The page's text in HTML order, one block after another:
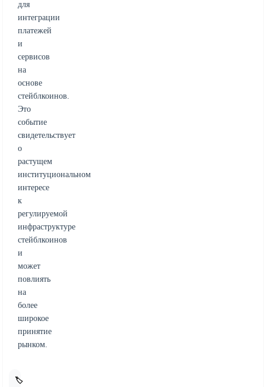
для
интеграции
платежей
и
сервисов
на
основе
стейблкоинов.
Это
событие
свидетельствует
о
растущем
институциональном
интересе
к
регулируемой
инфраструктуре
стейблкоинов
и
может
повлиять
на
более
широкое
принятие
рынком.
🏷️